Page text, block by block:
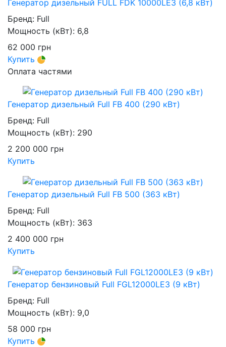
Генератор дизельный FULL FDK 10000LE3 (6,8 кВт)
Бренд: Full
Мощность (кВт): 6,8
62 000 грн
Купить
Оплата частями
Генератор дизельный Full FB 400 (290 кВт)
Бренд: Full
Мощность (кВт): 290
2 200 000 грн
Купить
Генератор дизельный Full FB 500 (363 кВт)
Бренд: Full
Мощность (кВт): 363
2 400 000 грн
Купить
Генератор бензиновый Full FGL12000LE3 (9 кВт)
Бренд: Full
Мощность (кВт): 9,0
58 000 грн
Купить